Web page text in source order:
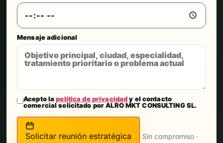
Mensaje adicional
Acepto lapolítica de privacidady el contacto
comercial solicitado por ALRO MKT CONSULTING SL.
Solicitar reunión estratégica
Sin compromiso ·